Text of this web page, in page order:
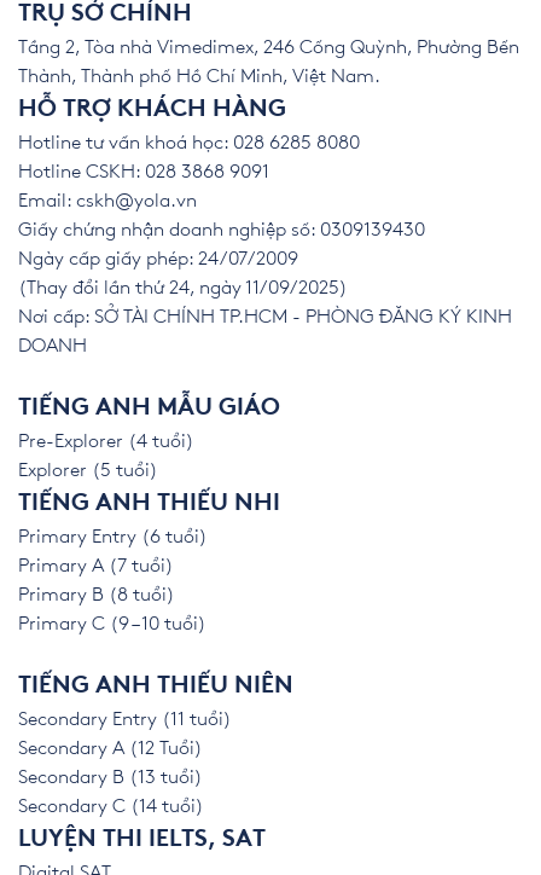
TRỤ SỞ CHÍNH
Tầng 2, Tòa nhà Vimedimex, 246 Cống Quỳnh, Phường Bến
Thành, Thành phố Hồ Chí Minh, Việt Nam.
HỖ TRỢ KHÁCH HÀNG
Hotline tư vấn khoá học: 028 6285 8080
Hotline CSKH: 028 3868 9091
Email: cskh@yola.vn
Giấy chứng nhận doanh nghiệp số: 0309139430
Ngày cấp giấy phép: 24/07/2009
(Thay đổi lần thứ 24, ngày 11/09/2025)
Nơi cấp: SỞ TÀI CHÍNH TP.HCM - PHÒNG ĐĂNG KÝ KINH
DOANH
TIẾNG ANH MẪU GIÁO
Pre-Explorer (4 tuổi)
Explorer (5 tuổi)
TIẾNG ANH THIẾU NHI
Primary Entry (6 tuổi)
Primary A (7 tuổi)
Primary B (8 tuổi)
Primary C (9 – 10 tuổi)
TIẾNG ANH THIẾU NIÊN
Secondary Entry (11 tuổi)
Secondary A (12 Tuổi)
Secondary B (13 tuổi)
Secondary C (14 tuổi)
LUYỆN THI IELTS, SAT